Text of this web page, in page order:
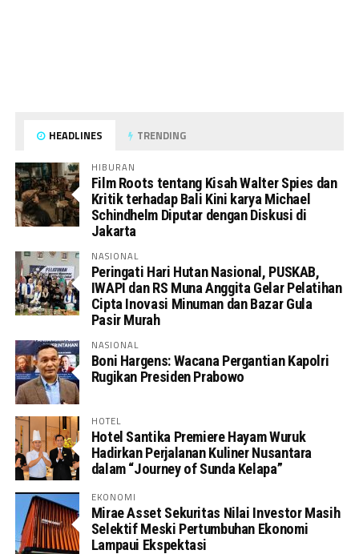
HEADLINES TRENDING
HIBURAN
Film Roots tentang Kisah Walter Spies dan
Kritik terhadap Bali Kini karya Michael
Schindhelm Diputar dengan Diskusi di
Jakarta
NASIONAL
Peringati Hari Hutan Nasional, PUSKAB,
IWAPI dan RS Muna Anggita Gelar Pelatihan
Cipta Inovasi Minuman dan Bazar Gula
Pasir Murah
NASIONAL
Boni Hargens: Wacana Pergantian Kapolri
Rugikan Presiden Prabowo
HOTEL
Hotel Santika Premiere Hayam Wuruk
Hadirkan Perjalanan Kuliner Nusantara
dalam “Journey of Sunda Kelapa”
EKONOMI
Mirae Asset Sekuritas Nilai Investor Masih
Selektif Meski Pertumbuhan Ekonomi
Lampaui Ekspektasi